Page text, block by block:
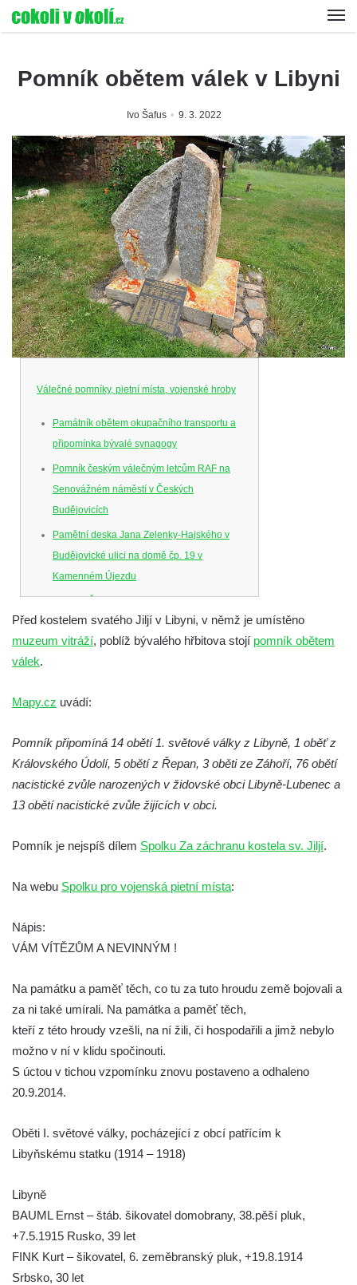
Pomník obětem válek v Libyni
Ivo Šafus 9. 3. 2022
Válečné pomníky, pietní místa, vojenské hroby
Památník obětem okupačního transportu a
připomínka bývalé synagogy
Pomník českým válečným letcům RAF na
Senovážném náměstí v Českých
Budějovicích
Pamětní deska Jana Zelenky-Hajského v
Budějovické ulici na domě čp. 19 v
Kamenném Újezdu
Kenotaf Šimona Valhy na starém hřbitově v
Kamenném Újezdě
Kenotaf Václava B. Hájka na starém
Kenotaf Jana Mojžiše na hřbitově ve
Velešíně
Kenotaf Josefa Jílka na hřbitově ve
Velešíně
Hrob Ludvíka Tůmy na hřbitově ve Velešíně
Pamětní deska 240 MILES TO FREEDOM u
Kamarýta ve Velešíně
Pomník obětem 1. a 2. světové války na
náměstí J. V. Kamarýta ve Velešíně
Pomník obětem 1. a 2. světové války v
Pomník obětem 1. světové války v Dolním
Pamětní deska obětem 1. světové války v
Plavu
Kenotaf Pepiho Meisela na hřbitově v
Před kostelem svatého Jiljí v Libyni, v němž je umístěno
muzeum vitráží, poblíž bývalého hřbitova stojí pomník obětem
válek.
Mapy.cz uvádí:
Pomník připomíná 14 obětí 1. světové války z Libyně, 1 oběť z
Královského Údolí, 5 obětí z Řepan, 3 oběti ze Záhoří, 76 obětí
nacistické zvůle narozených v židovské obci Libyně-Lubenec a
13 obětí nacistické zvůle žijících v obci.
Pomník je nejspíš dílem Spolku Za záchranu kostela sv. Jiljí.
Na webu Spolku pro vojenská pietní místa:
Nápis:
VÁM VÍTĚZŮM A NEVINNÝM !
Na památku a paměť těch, co tu za tuto hroudu země bojovali a
za ni také umírali. Na památka a paměť těch,
kteří z této hroudy vzešli, na ní žili, či hospodařili a jimž nebylo
možno v ní v klidu spočinouti.
S úctou v tichou vzpomínku znovu postaveno a odhaleno
20.9.2014.
Oběti I. světové války, pocházející z obcí patřícím k
Libyňskému statku (1914 – 1918)
Libyně
BAUML Ernst – štáb. šikovatel domobrany, 38.pěší pluk,
+7.5.1915 Rusko, 39 let
FINK Kurt – šikovatel, 6. zeměbranský pluk, +19.8.1914
Srbsko, 30 let